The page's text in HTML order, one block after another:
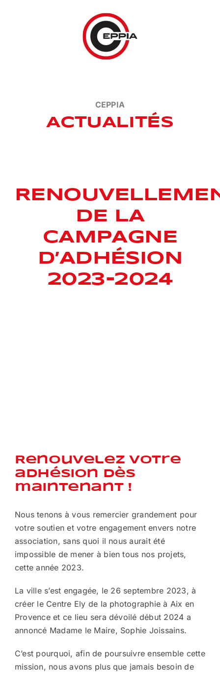
CEPPIA
ACTUALITÉS
DE LA
CAMPAGNE
D’ADHÉSION
2023-2024
Renouvelez votre
adhésion dès
maintenant !
Nous tenons à vous remercier grandement pour
votre soutien et votre engagement envers notre
association, sans quoi il nous aurait été
impossible de mener à bien tous nos projets,
cette année 2023.
La ville s’est engagée, le 26 septembre 2023, à
créer le Centre Ely de la photographie à Aix en
Provence et ce lieu sera dévoilé début 2024 a
annoncé Madame le Maire, Sophie Joissains.
C’est pourquoi, afin de poursuivre ensemble cette
mission, nous avons plus que jamais besoin de